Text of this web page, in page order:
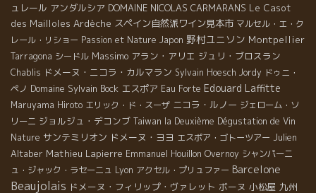
ュレール アンダルシア DOMAINE NICOLAS CARMARANS Le Casot
des Mailloles Ardèche スペイン自然派ワイン見本市 マルセル・エ・ク
レール・リショー Passion et Nature Japon 野村ユニソン Montpellier
Tarragona シードル Massimo アラン・アリエ ジュリ・ブロスラン
Chablis ドメーヌ・ニコラ・カルマラン Sylvain Hoesch Jordy ドゥニ・
ペノ Domaine Sylvain Bock エスポア Eau Forte Edouard Laffitte
Maruyama Hiroto エリック・ド・スーザ ニコラ・ルノー ジェローム・ソ
リーニ ジョルジュ・デコンブ Taiwan la Deuxième Dégustation de Vin
Nature サンテミリオン ドメーヌ・ヨヨ エスポア・ゴトーツアー Julien
Altaber Mathieu Lapierre Emmanuel Houillon Overnoy シャンパーニ
ュ・ジャック・ラセーニュ Lyon アクセル・プリュファー Barcelone
Beaujolais ドメーヌ・フィリップ・ヴァレット ボーヌ 小松屋 九州